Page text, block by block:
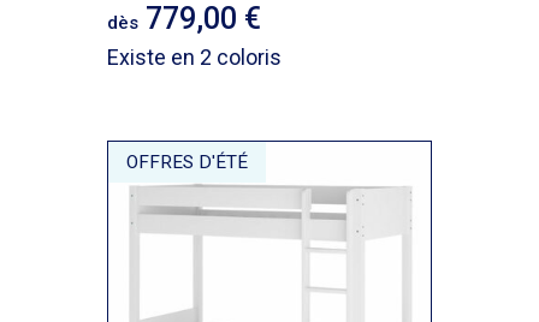
dès 779,00
Existe en 2 coloris
OFFRES D'ÉTÉ